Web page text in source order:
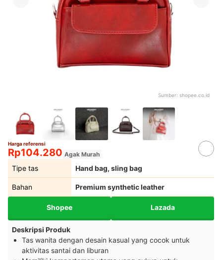
Sumber: shopee.co.id
Harga referensi
Rp104.280 Agak Murah
Tipe tas Hand bag, sling bag
Bahan Premium synthetic leather
Shopee Lazada
Deskripsi Produk
Tas wanita dengan desain kasual yang cocok untuk
aktivitas santai dan liburan